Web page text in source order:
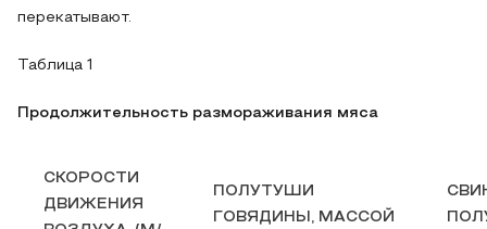
перекатывают.
Таблица 1
Продолжительность размораживания мяса
СКОРОСТИ
ДВИЖЕНИЯ
ПОЛУТУШИ
ГОВЯДИНЫ, МАССОЙ